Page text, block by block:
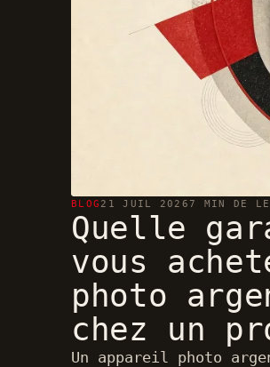
BLOG 21 JUIL 20267 MIN DE
Quelle
vous
photo
chez un
Un appareil photo